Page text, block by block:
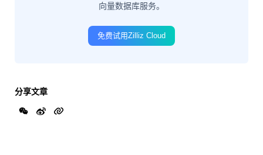
向量数据库服务。
免费试用Zilliz Cloud
分享文章